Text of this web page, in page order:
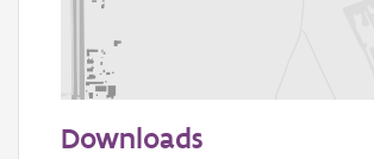
Informatie Vlaanderen
Downloads